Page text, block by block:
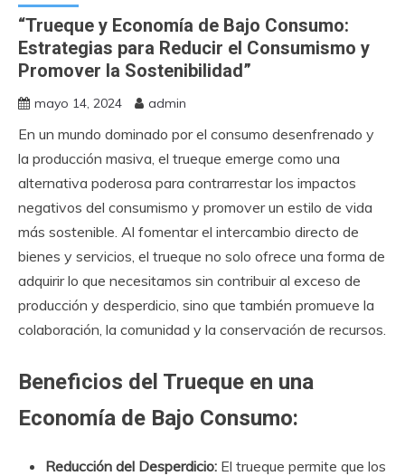
“Trueque y Economía de Bajo Consumo:
Estrategias para Reducir el Consumismo y
Promover la Sostenibilidad”
mayo 14, 2024 admin
En un mundo dominado por el consumo desenfrenado y
la producción masiva, el trueque emerge como una
alternativa poderosa para contrarrestar los impactos
negativos del consumismo y promover un estilo de vida
más sostenible. Al fomentar el intercambio directo de
bienes y servicios, el trueque no solo ofrece una forma de
adquirir lo que necesitamos sin contribuir al exceso de
producción y desperdicio, sino que también promueve la
colaboración, la comunidad y la conservación de recursos.
Beneficios del Trueque en una
Economía de Bajo Consumo:
Reducción del Desperdicio: El trueque permite que los